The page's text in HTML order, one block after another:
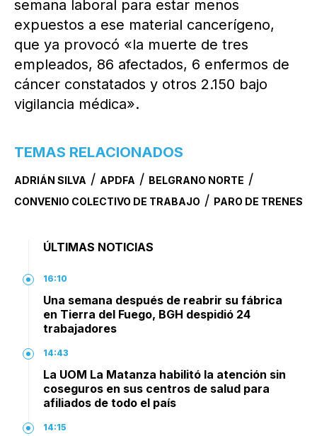
semana laboral para estar menos
expuestos a ese material cancerígeno,
que ya provocó «la muerte de tres
empleados, 86 afectados, 6 enfermos de
cáncer constatados y otros 2.150 bajo
vigilancia médica».
TEMAS RELACIONADOS
ADRIÁN SILVA / APDFA / BELGRANO NORTE /
CONVENIO COLECTIVO DE TRABAJO / PARO DE TRENES
ÚLTIMAS NOTICIAS
16:10
Una semana después de reabrir su fábrica
en Tierra del Fuego, BGH despidió 24
trabajadores
14:43
La UOM La Matanza habilitó la atención sin
coseguros en sus centros de salud para
afiliados de todo el país
14:15